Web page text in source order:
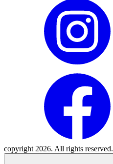
copyright 2026. All rights reserved.